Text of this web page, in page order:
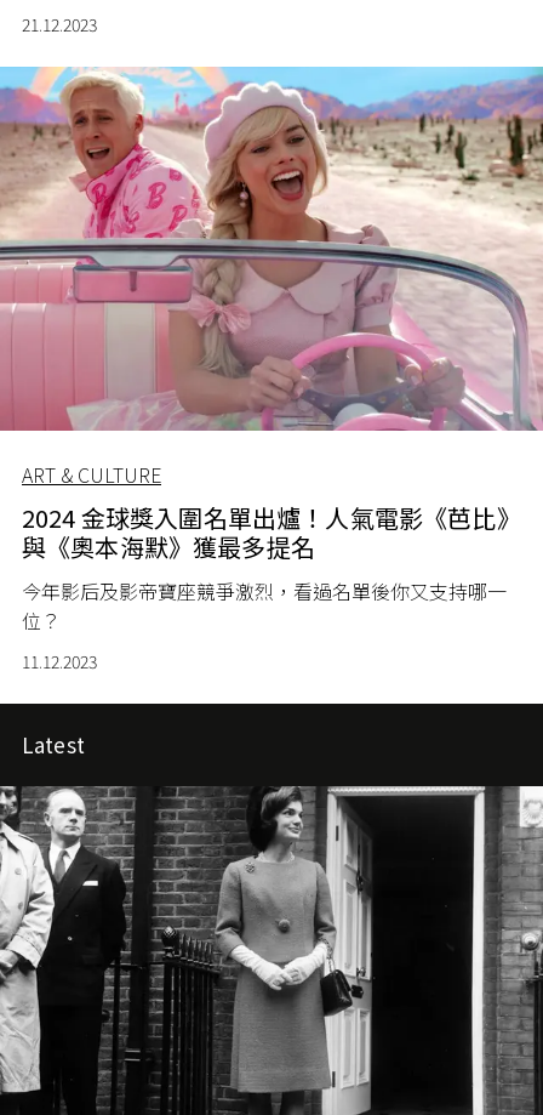
21.12.2023
ART & CULTURE
2024 金球獎入圍名單出爐！人氣電影《芭比》
與《奧本海默》獲最多提名
今年影后及影帝寶座競爭激烈，看過名單後你又支持哪一
位？
11.12.2023
Latest